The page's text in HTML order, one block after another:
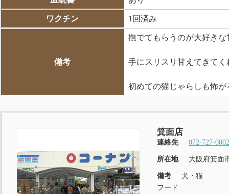
ワクチン 1回済み
備考
撫でてもらうのが大好き
手にスリスリ甘えてきて
初めての猫じゃらしも怖
箕面店
連絡先 072-727-0002
所在地 大阪府箕面
備考
犬・猫
フード